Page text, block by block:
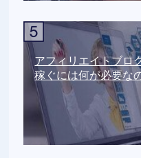
アフィリエイトブロ
稼ぐには何が必要な